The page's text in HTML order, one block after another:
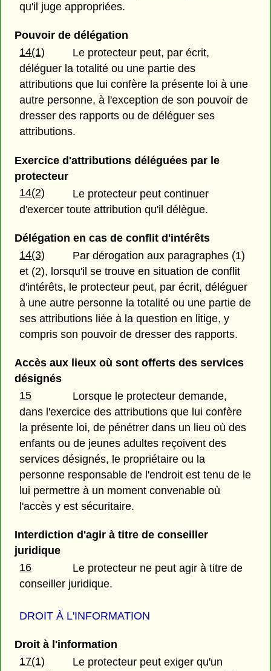
qu'il juge appropriées.
Pouvoir de délégation
14(1)
Le protecteur peut, par écrit,
déléguer la totalité ou une partie des
attributions que lui confère la présente loi à une
autre personne, à l'exception de son pouvoir de
dresser des rapports ou de déléguer ses
attributions.
Exercice d'attributions déléguées par le
protecteur
14(2)
Le protecteur peut continuer
d'exercer toute attribution qu'il délègue.
Délégation en cas de conflit d'intérêts
14(3)
Par dérogation aux paragraphes (1)
et (2), lorsqu'il se trouve en situation de conflit
d'intérêts, le protecteur peut, par écrit, déléguer
à une autre personne la totalité ou une partie de
ses attributions liée à la question en litige, y
compris son pouvoir de dresser des rapports.
Accès aux lieux où sont offerts des services
désignés
15
Lorsque le protecteur demande,
dans l'exercice des attributions que lui confère
la présente loi, de pénétrer dans un lieu où des
enfants ou de jeunes adultes reçoivent des
services désignés, le propriétaire ou la
personne responsable de l'endroit est tenu de le
lui permettre à un moment convenable où
l'accès y est sécuritaire.
Interdiction d'agir à titre de conseiller
juridique
16
Le protecteur ne peut agir à titre de
conseiller juridique.
DROIT À L'INFORMATION
Droit à l'information
17(1)
Le protecteur peut exiger qu'un